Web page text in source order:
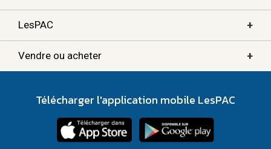
LesPAC +
Vendre ou acheter +
Télécharger l'application mobile LesPAC